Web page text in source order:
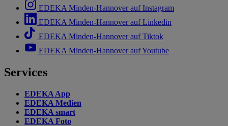
EDEKA Minden-Hannover auf Instagram
EDEKA Minden-Hannover auf Linkedin
EDEKA Minden-Hannover auf Tiktok
EDEKA Minden-Hannover auf Youtube
Services
EDEKA App
EDEKA Medien
EDEKA smart
EDEKA Foto